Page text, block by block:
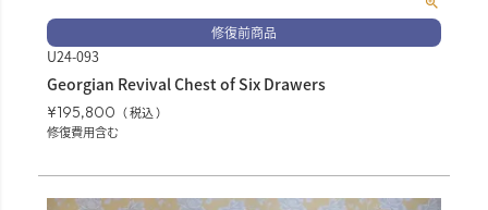
修復前商品
U24-093
Georgian Revival Chest of Six Drawers
¥195,800
税込
修復費用含む